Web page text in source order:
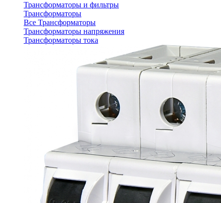
Трансформаторы и фильтры
Трансформаторы
Все Трансформаторы
Трансформаторы напряжения
Трансформаторы тока